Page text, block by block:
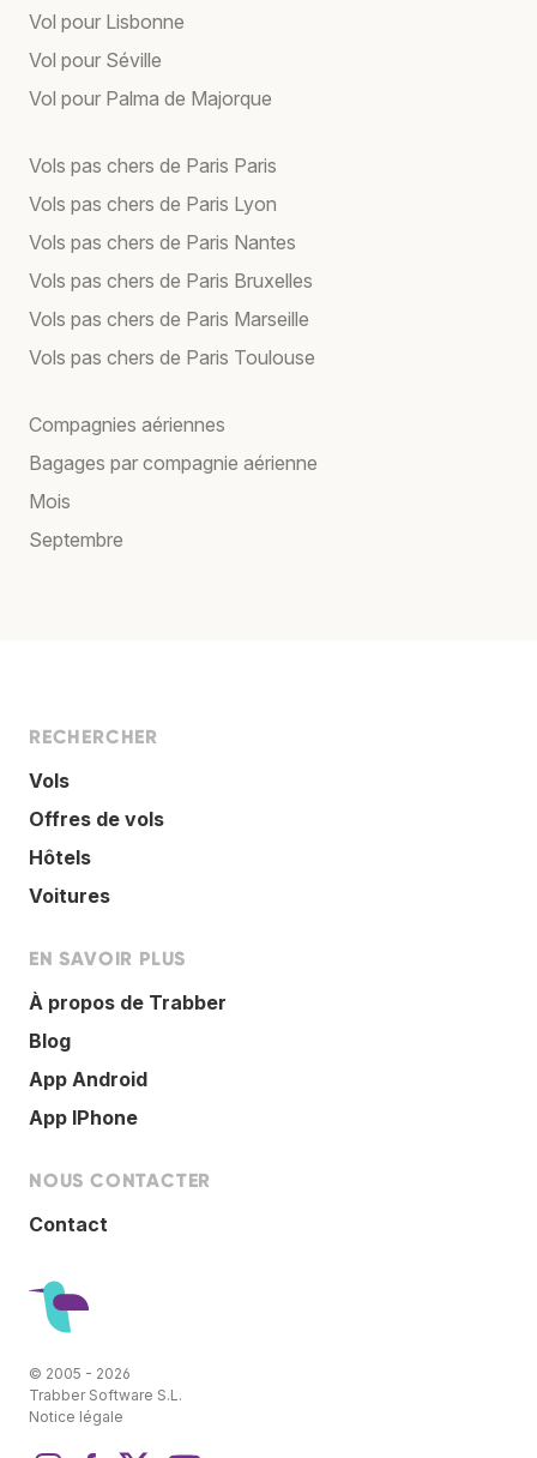
Vol pour Lisbonne
Vol pour Séville
Vol pour Palma de Majorque
Vols pas chers de Paris Paris
Vols pas chers de Paris Lyon
Vols pas chers de Paris Nantes
Vols pas chers de Paris Bruxelles
Vols pas chers de Paris Marseille
Vols pas chers de Paris Toulouse
Compagnies aériennes
Bagages par compagnie aérienne
Mois
Septembre
RECHERCHER
Vols
Offres de vols
Hôtels
Voitures
EN SAVOIR PLUS
À propos de Trabber
Blog
App Android
App IPhone
NOUS CONTACTER
Contact
© 2005 - 2026
Trabber Software S.L.
Notice légale